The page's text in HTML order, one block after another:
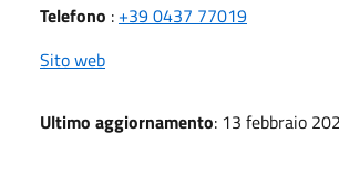
Telefono : +39 0437 77019
Sito web
Ultimo aggiornamento: 13 febbraio